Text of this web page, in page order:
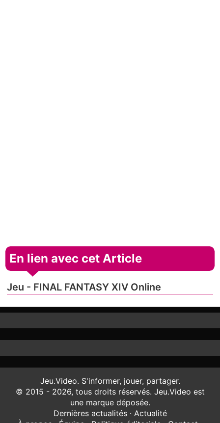
En lien avec cet Article
Jeu - FINAL FANTASY XIV Online
Jeu.Video. S'informer, jouer, partager.
© 2015 - 2026, tous droits réservés. Jeu.Video est
une marque déposée.
Dernières actualités· Actualité